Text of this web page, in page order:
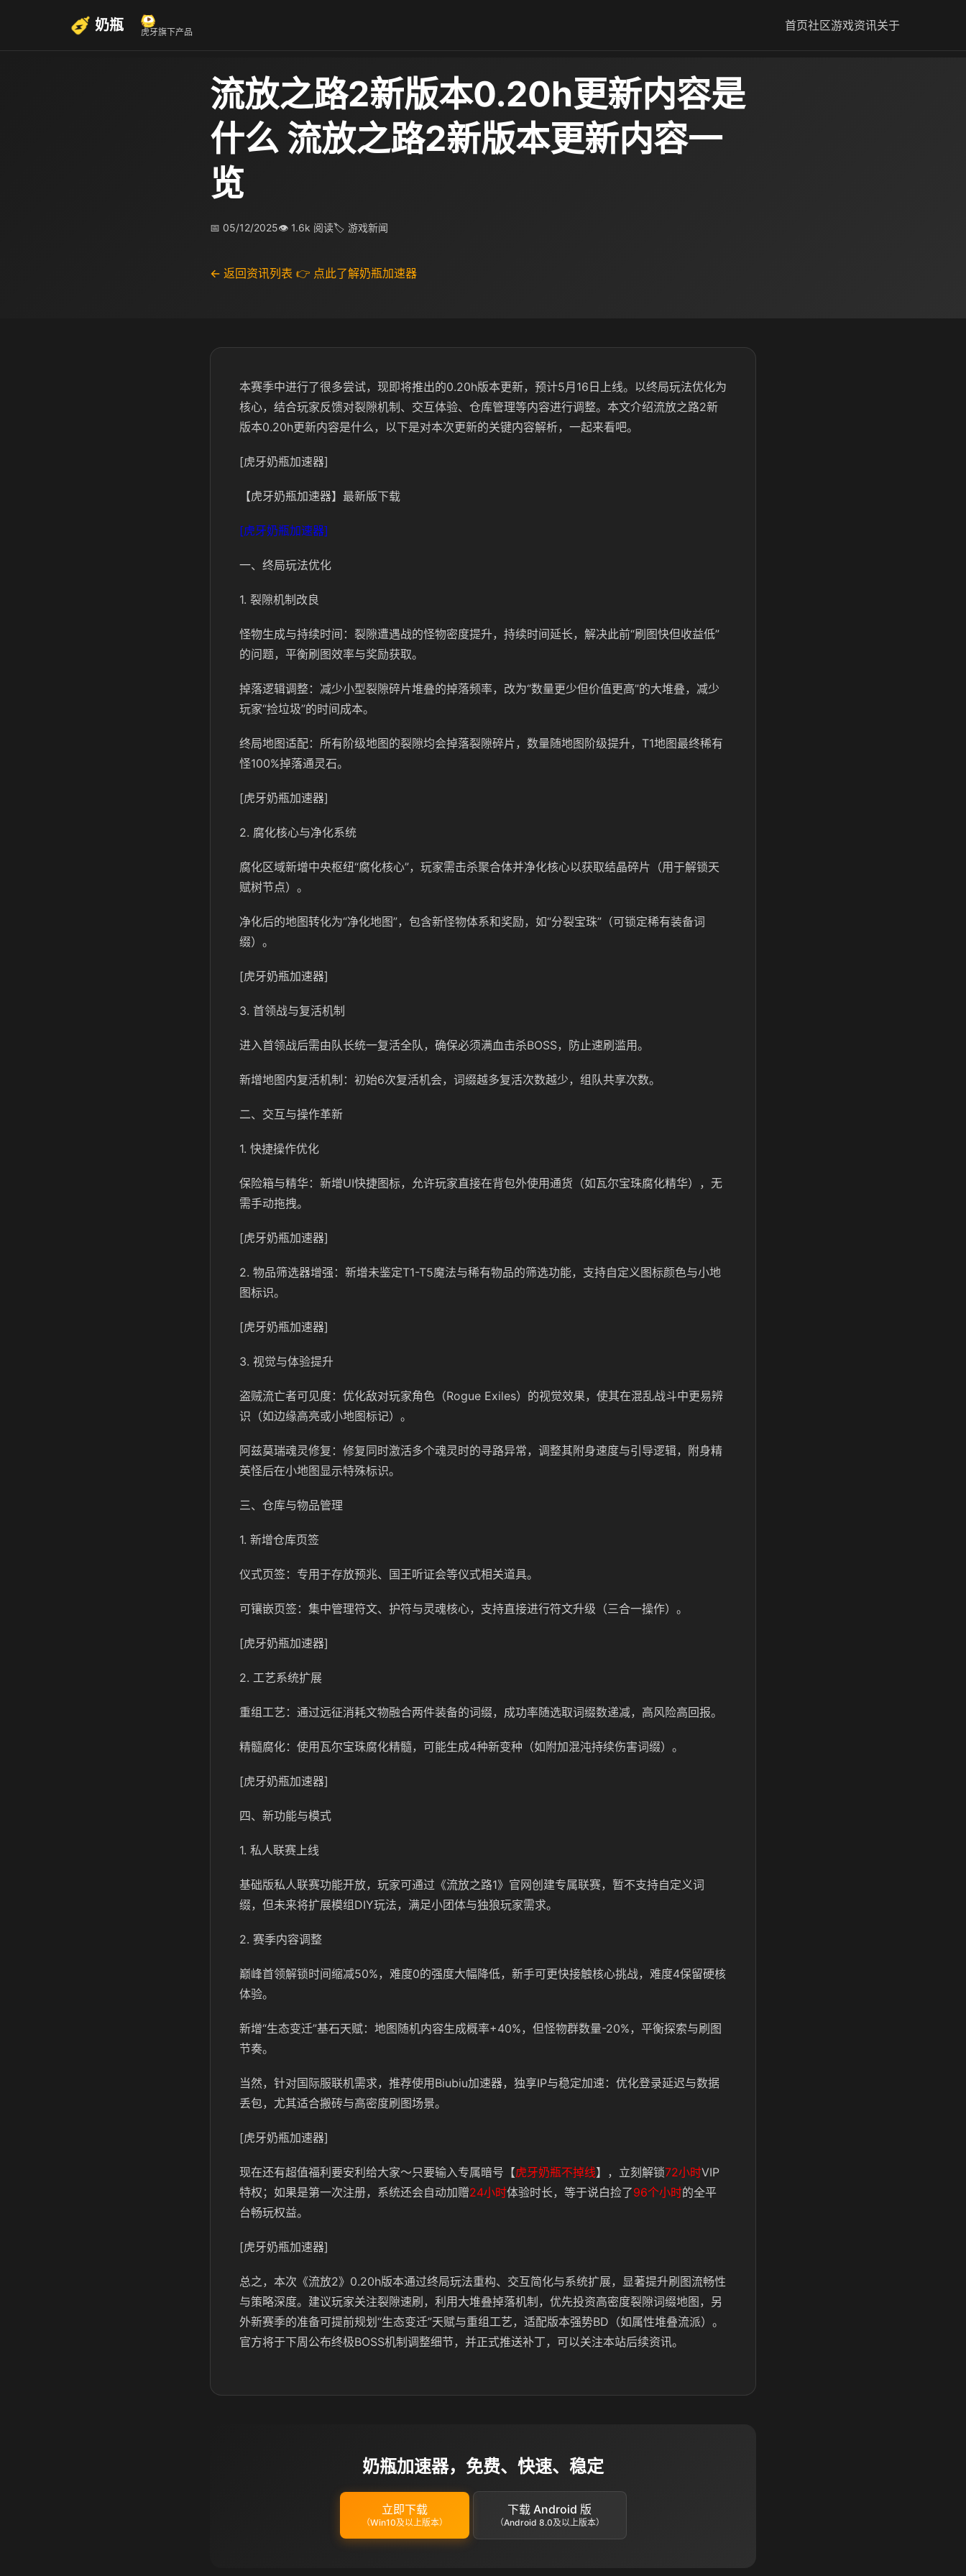
奶瓶 虎牙旗下产品 首页社区游戏资讯关于
流放之路2新版本0.20h更新内容是
什么 流放之路2新版本更新内容一
览
📅 05/12/2025👁 1.6k 阅读🏷 游戏新闻
← 返回资讯列表 👉 点此了解奶瓶加速器
本赛季中进行了很多尝试，现即将推出的0.20h版本更新，预计5月16日上线。以终局玩法优化为
核心，结合玩家反馈对裂隙机制、交互体验、仓库管理等内容进行调整。本文介绍流放之路2新
版本0.20h更新内容是什么，以下是对本次更新的关键内容解析，一起来看吧。
[虎牙奶瓶加速器]
【虎牙奶瓶加速器】最新版下载
[虎牙奶瓶加速器]
一、终局玩法优化
1. 裂隙机制改良
怪物生成与持续时间：裂隙遭遇战的怪物密度提升，持续时间延长，解决此前“刷图快但收益低”
的问题，平衡刷图效率与奖励获取。
掉落逻辑调整：减少小型裂隙碎片堆叠的掉落频率，改为“数量更少但价值更高”的大堆叠，减少
玩家“捡垃圾”的时间成本。
终局地图适配：所有阶级地图的裂隙均会掉落裂隙碎片，数量随地图阶级提升，T1地图最终稀有
怪100%掉落通灵石。
[虎牙奶瓶加速器]
2. 腐化核心与净化系统
腐化区域新增中央枢纽“腐化核心”，玩家需击杀聚合体并净化核心以获取结晶碎片（用于解锁天
赋树节点）。
净化后的地图转化为“净化地图”，包含新怪物体系和奖励，如“分裂宝珠”（可锁定稀有装备词
缀）。
[虎牙奶瓶加速器]
3. 首领战与复活机制
进入首领战后需由队长统一复活全队，确保必须满血击杀BOSS，防止速刷滥用。
新增地图内复活机制：初始6次复活机会，词缀越多复活次数越少，组队共享次数。
二、交互与操作革新
1. 快捷操作优化
保险箱与精华：新增UI快捷图标，允许玩家直接在背包外使用通货（如瓦尔宝珠腐化精华），无
需手动拖拽。
[虎牙奶瓶加速器]
2. 物品筛选器增强：新增未鉴定T1-T5魔法与稀有物品的筛选功能，支持自定义图标颜色与小地
图标识。
[虎牙奶瓶加速器]
3. 视觉与体验提升
盗贼流亡者可见度：优化敌对玩家角色（Rogue Exiles）的视觉效果，使其在混乱战斗中更易辨
识（如边缘高亮或小地图标记）。
阿兹莫瑞魂灵修复：修复同时激活多个魂灵时的寻路异常，调整其附身速度与引导逻辑，附身精
英怪后在小地图显示特殊标识。
三、仓库与物品管理
1. 新增仓库页签
仪式页签：专用于存放预兆、国王听证会等仪式相关道具。
可镶嵌页签：集中管理符文、护符与灵魂核心，支持直接进行符文升级（三合一操作）。
[虎牙奶瓶加速器]
2. 工艺系统扩展
重组工艺：通过远征消耗文物融合两件装备的词缀，成功率随选取词缀数递减，高风险高回报。
精髓腐化：使用瓦尔宝珠腐化精髓，可能生成4种新变种（如附加混沌持续伤害词缀）。
[虎牙奶瓶加速器]
四、新功能与模式
1. 私人联赛上线
基础版私人联赛功能开放，玩家可通过《流放之路1》官网创建专属联赛，暂不支持自定义词
缀，但未来将扩展模组DIY玩法，满足小团体与独狼玩家需求。
2. 赛季内容调整
巅峰首领解锁时间缩减50%，难度0的强度大幅降低，新手可更快接触核心挑战，难度4保留硬核
体验。
新增“生态变迁”基石天赋：地图随机内容生成概率+40%，但怪物群数量-20%，平衡探索与刷图
节奏。
当然，针对国际服联机需求，推荐使用Biubiu加速器，独享IP与稳定加速：优化登录延迟与数据
丢包，尤其适合搬砖与高密度刷图场景。
[虎牙奶瓶加速器]
现在还有超值福利要安利给大家～只要输入专属暗号【虎牙奶瓶不掉线】，立刻解锁72小时VIP
特权；如果是第一次注册，系统还会自动加赠24小时体验时长，等于说白捡了96个小时的全平
台畅玩权益。
[虎牙奶瓶加速器]
总之，本次《流放2》0.20h版本通过终局玩法重构、交互简化与系统扩展，显著提升刷图流畅性
与策略深度。建议玩家关注裂隙速刷，利用大堆叠掉落机制，优先投资高密度裂隙词缀地图，另
外新赛季的准备可提前规划“生态变迁”天赋与重组工艺，适配版本强势BD（如属性堆叠流派）。
官方将于下周公布终极BOSS机制调整细节，并正式推送补丁，可以关注本站后续资讯。
奶瓶加速器，免费、快速、稳定
立即下载
（Win10及以上版本）
下载 Android 版
（Android 8.0及以上版本）